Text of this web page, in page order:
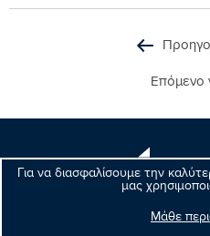
Για να διασφαλίσουμε την
μας
Μάθε
Επόμενο